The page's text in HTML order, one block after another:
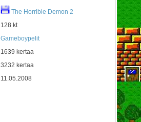
The Horrible Demon 2
128 kt
Gameboypelit
1639 kertaa
3232 kertaa
11.05.2008